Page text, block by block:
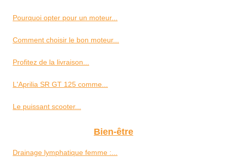
Pourquoi opter pour un moteur...
Comment choisir le bon moteur...
Profitez de la livraison...
L'Aprilia SR GT 125 comme...
Le puissant scooter...
Bien-être
Drainage lymphatique femme :...